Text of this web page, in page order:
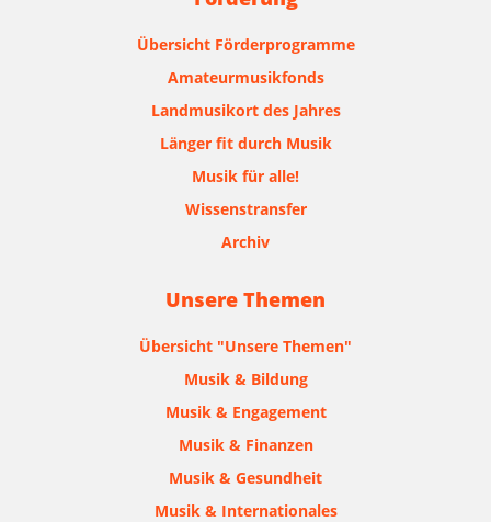
Übersicht Förderprogramme
Amateurmusikfonds
Landmusikort des Jahres
Länger fit durch Musik
Musik für alle!
Wissenstransfer
Archiv
Unsere Themen
Übersicht "Unsere Themen"
Musik & Bildung
Musik & Engagement
Musik & Finanzen
Musik & Gesundheit
Musik & Internationales